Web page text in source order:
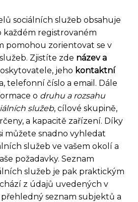
sociálních služeb obsahuje
každém registrovaném
pomohou zorientovat se v
Zjistíte zde název a
jeho kontaktní
telefonní číslo a email. Dále
o druhu a rozsahu
služeb, cílové skupině,
a kapacitě zařízení. Díky
můžete snadno vyhledat
služeb ve vašem okolí a
požadavky. Seznam
služeb je pak praktickým
z údajů uvedených v
seznam subjektů a